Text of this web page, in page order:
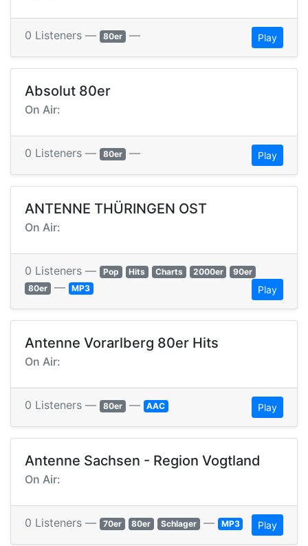
0 Listeners — 80er — Play
Absolut 80er
On Air:
0 Listeners — 80er — Play
ANTENNE THÜRINGEN OST
On Air:
0 Listeners — Pop Hits Charts 2000er
90er
80er — MP3 Play
Antenne Vorarlberg 80er Hits
On Air:
0 Listeners — 80er — AAC Play
Antenne Sachsen - Region Vogtland
On Air:
0 Listeners — 70er 80er Schlager — MP3 Play